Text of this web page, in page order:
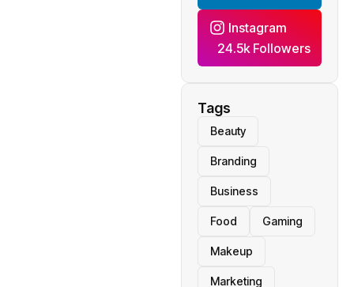
Instagram
24.5k Followers
Tags
Beauty
Branding
Business
Food Gaming
Makeup
Marketing